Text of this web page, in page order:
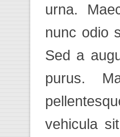
urna.
nunc odio
Sed a
purus.
vehicula